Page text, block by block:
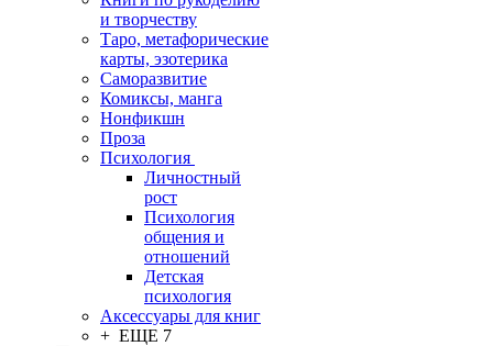
и творчеству
Таро, метафорические
карты, эзотерика
Саморазвитие
Комиксы, манга
Нонфикшн
Проза
Психология
Личностный
рост
Психология
общения и
отношений
Детская
психология
Аксессуары для книг
+ ЕЩЕ 7